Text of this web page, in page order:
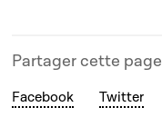
Partager cette page
Facebook Twitter